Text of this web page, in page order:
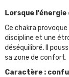
Lorsque
Ce chakra
discipline et une
déséquilibré. Il
sa zone de confort.
Caractère :